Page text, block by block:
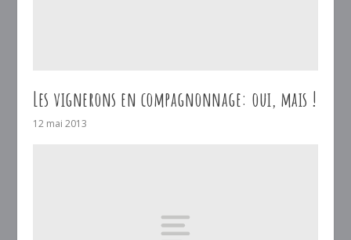
Les vignerons en compagnonnage: oui, mais !
12 mai 2013